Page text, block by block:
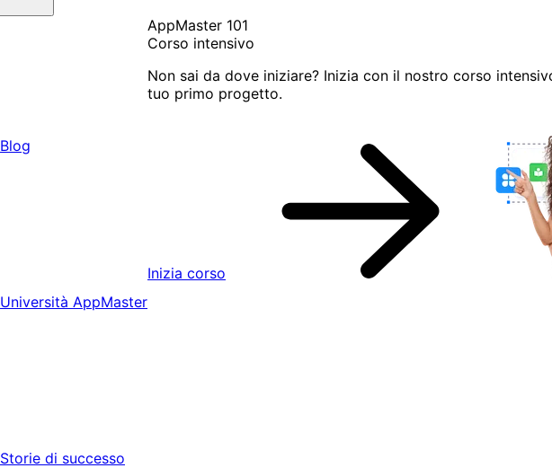
Blog
Università AppMaster
Storie di successo
AppMaster 101
Corso intensivo
Non sai da dove iniziare? Inizia con il nostro corso
tuo primo progetto.
Inizia corso